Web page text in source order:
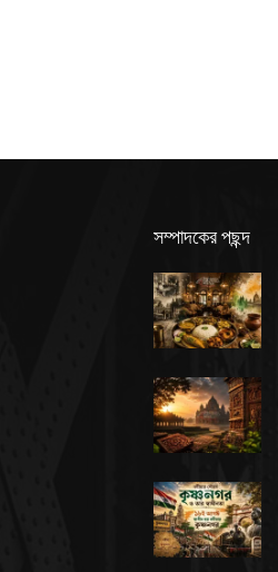
সম্পাদকের পছন্দ